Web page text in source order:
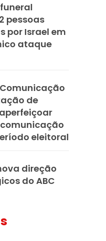
pessoas
por Israel em
ataque
de
eleitoral
direção
do ABC